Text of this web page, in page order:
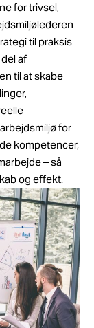
for trivsel,
til praksis
af
til at skabe
for
kompetencer,
– så
og effekt.